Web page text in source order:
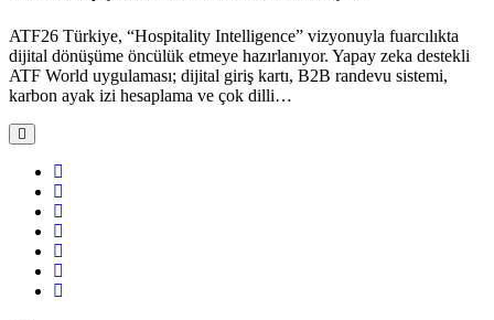
ATF26 Türkiye, “Hospitality Intelligence” vizyonuyla fuarcılıkta
dijital dönüşüme öncülük etmeye hazırlanıyor. Yapay zeka destekli
ATF World uygulaması; dijital giriş kartı, B2B randevu sistemi,
karbon ayak izi hesaplama ve çok dilli…